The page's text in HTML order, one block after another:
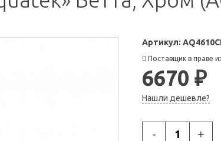
Артикул:
Поставщик в праве
6670 ₽
Нашли дешевле?
- +